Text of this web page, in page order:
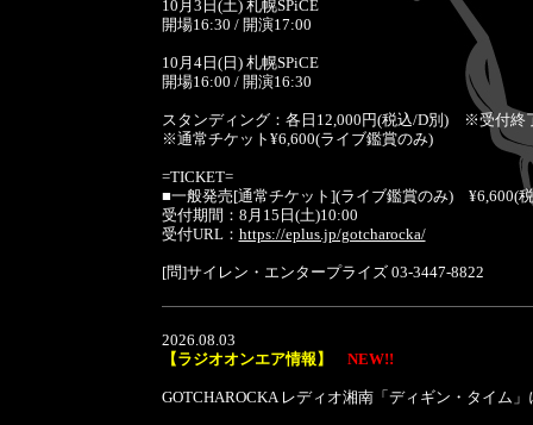
10月3日(土) 札幌SPiCE
開場16:30 / 開演17:00
10月4日(日) 札幌SPiCE
開場16:00 / 開演16:30
スタンディング：各日12,000円(税込/D別) ※受付終
※通常チケット¥6,600(ライブ鑑賞のみ)
=TICKET=
■一般発売[通常チケット](ライブ鑑賞のみ) ¥6,600(
受付期間：8月15日(土)10:00
受付URL： https://eplus.jp/gotcharocka/
[問]サイレン・エンタープライズ 03-3447-8822
2026.08.03
【ラジオオンエア情報】
NEW!!
GOTCHAROCKA レディオ湘南「ディギン・タイム